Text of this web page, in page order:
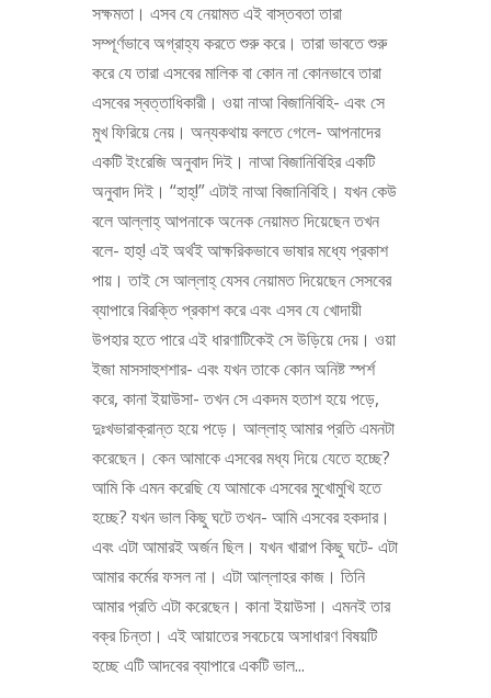
সক্ষমতা। এসব যে নেয়ামত এই বাস্তবতা তারা
সম্পূর্ণভাবে অগ্রাহ্য করতে শুরু করে। তারা ভাবতে শুরু
করে যে তারা এসবের মালিক বা কোন না কোনভাবে তারা
এসবের স্বত্তাধিকারী। ওয়া নাআ বিজানিবিহি- এবং সে
মুখ ফিরিয়ে নেয়। অন্যকথায় বলতে গেলে- আপনাদের
একটি ইংরেজি অনুবাদ দিই। নাআ বিজানিবিহির একটি
অনুবাদ দিই। “হাহ্‌!” এটাই নাআ বিজানিবিহি। যখন কেউ
বলে আল্লাহ্‌ আপনাকে অনেক নেয়ামত দিয়েছেন তখন
বলে- হাহ্‌! এই অর্থই আক্ষরিকভাবে ভাষার মধ্যে প্রকাশ
পায়। তাই সে আল্লাহ্‌ যেসব নেয়ামত দিয়েছেন সেসবের
ব্যাপারে বিরক্তি প্রকাশ করে এবং এসব যে খোদায়ী
উপহার হতে পারে এই ধারণাটিকেই সে উড়িয়ে দেয়। ওয়া
ইজা মাসসাহুশশার- এবং যখন তাকে কোন অনিষ্ট স্পর্শ
করে, কানা ইয়াউসা- তখন সে একদম হতাশ হয়ে পড়ে,
দুঃখভারাক্রান্ত হয়ে পড়ে। আল্লাহ্‌ আমার প্রতি এমনটা
করেছেন। কেন আমাকে এসবের মধ্য দিয়ে যেতে হচ্ছে?
আমি কি এমন করেছি যে আমাকে এসবের মুখোমুখি হতে
হচ্ছে? যখন ভাল কিছু ঘটে তখন- আমি এসবের হকদার।
এবং এটা আমারই অর্জন ছিল। যখন খারাপ কিছু ঘটে- এটা
আমার কর্মের ফসল না। এটা আল্লাহর কাজ। তিনি
আমার প্রতি এটা করেছেন। কানা ইয়াউসা। এমনই তার
বক্র চিন্তা। এই আয়াতের সবচেয়ে অসাধারণ বিষয়টি
হচ্ছে এটি আদবের ব্যাপারে একটি ভাল...